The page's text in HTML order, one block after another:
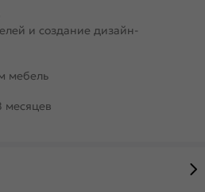
и создание дизайн-
мебель
месяцев